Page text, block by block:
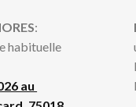
:
habituelle
au